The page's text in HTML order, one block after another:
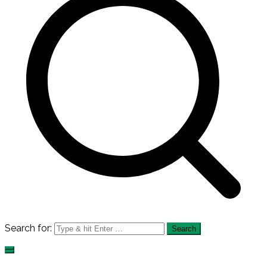
Search for: